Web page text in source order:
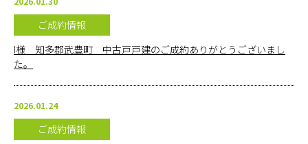
お知らせ
ご成約情報
I様 知多郡武豊町 中古戸戸建のご成約ありがとうございまし
た。
2026.01.24
ご成約情報